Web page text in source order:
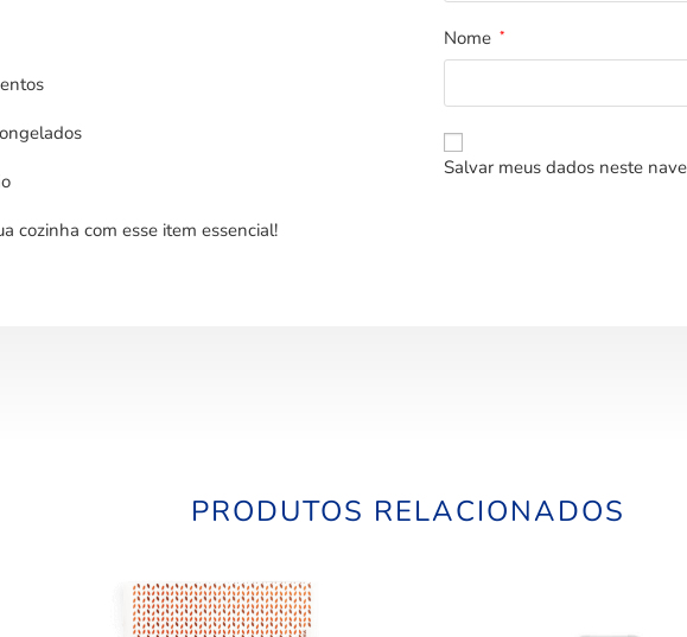
cozinha com esse item essencial!
Nome *
Salvar meus dados neste
PRODUTOS RELACIONADOS